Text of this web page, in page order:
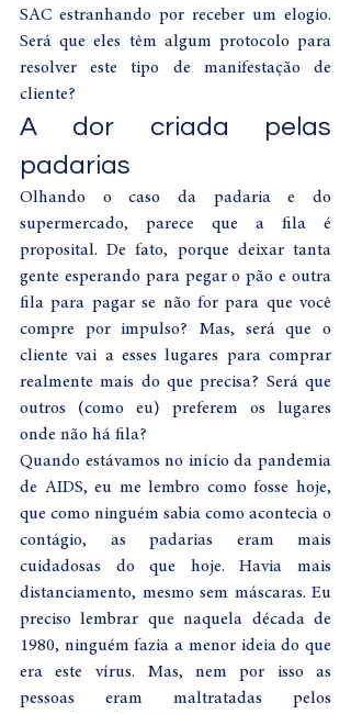
SAC estranhando por receber um elogio.
Será que eles têm algum protocolo para
resolver este tipo de manifestação de
cliente?
A dor criada pelas
padarias
Olhando o caso da padaria e do
supermercado, parece que a fila é
proposital. De fato, porque deixar tanta
gente esperando para pegar o pão e outra
fila para pagar se não for para que você
compre por impulso? Mas, será que o
cliente vai a esses lugares para comprar
realmente mais do que precisa? Será que
outros (como eu) preferem os lugares
onde não há fila?
Quando estávamos no início da pandemia
de AIDS, eu me lembro como fosse hoje,
que como ninguém sabia como acontecia o
contágio, as padarias eram mais
cuidadosas do que hoje. Havia mais
distanciamento, mesmo sem máscaras. Eu
preciso lembrar que naquela década de
1980, ninguém fazia a menor ideia do que
era este vírus. Mas, nem por isso as
pessoas eram maltratadas pelos